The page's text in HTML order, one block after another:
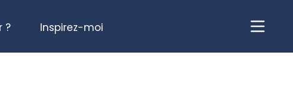
? Inspirez-moi